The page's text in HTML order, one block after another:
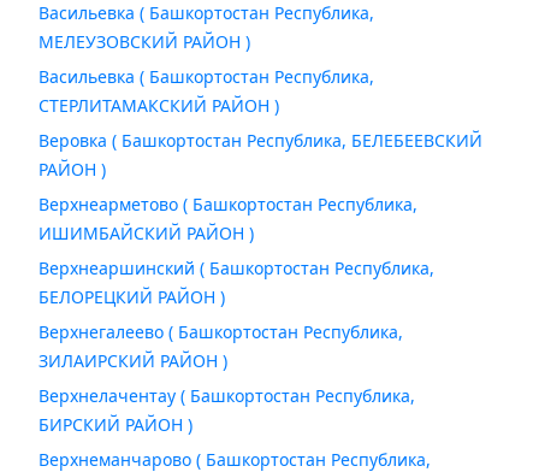
Васильевка ( Башкортостан Республика,
МЕЛЕУЗОВСКИЙ РАЙОН )
Васильевка ( Башкортостан Республика,
СТЕРЛИТАМАКСКИЙ РАЙОН )
Веровка ( Башкортостан Республика, БЕЛЕБЕЕВСКИЙ
РАЙОН )
Верхнеарметово ( Башкортостан Республика,
ИШИМБАЙСКИЙ РАЙОН )
Верхнеаршинский ( Башкортостан Республика,
БЕЛОРЕЦКИЙ РАЙОН )
Верхнегалеево ( Башкортостан Республика,
ЗИЛАИРСКИЙ РАЙОН )
Верхнелачентау ( Башкортостан Республика,
БИРСКИЙ РАЙОН )
Верхнеманчарово ( Башкортостан Республика,